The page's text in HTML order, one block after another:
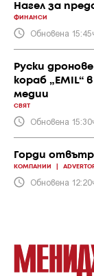
Нагел за
ФИНАНСИ
Обновена
Руски
кораб
медии
СВЯТ
Обновена
Горди
КОМПАНИИ
Обновена